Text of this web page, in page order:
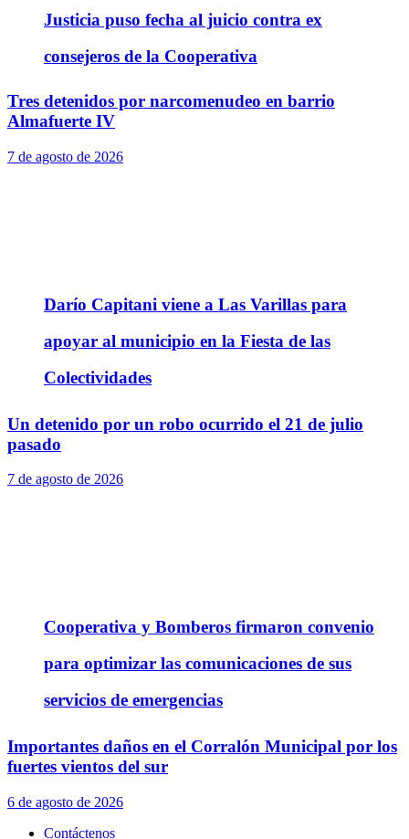
Justicia puso fecha al juicio contra ex
consejeros de la Cooperativa
Darío Capitani viene a Las Varillas para
apoyar al municipio en la Fiesta de las
Colectividades
Cooperativa y Bomberos firmaron convenio
para optimizar las comunicaciones de sus
servicios de emergencias
Tres detenidos por narcomenudeo en barrio
Almafuerte IV
7 de agosto de 2026
Un detenido por un robo ocurrido el 21 de julio
pasado
7 de agosto de 2026
Importantes daños en el Corralón Municipal por los
fuertes vientos del sur
6 de agosto de 2026
Contáctenos